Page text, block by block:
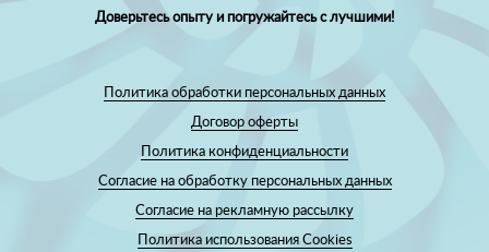
Доверьтесь опыту и погружайтесь с лучшими!
Политика обработки персональных данных
Договор оферты
Политика конфиденциальности
Согласие на обработку персональных данных
Согласие на рекламную рассылку
Политика использования Cookies